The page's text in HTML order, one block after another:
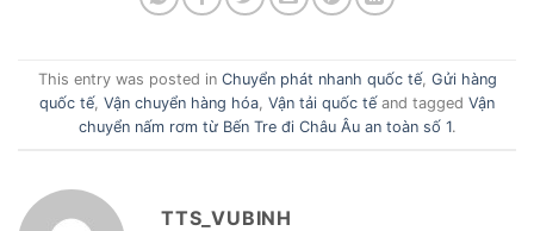
This entry was posted in Chuyển phát nhanh quốc tế, Gửi hàng
quốc tế, Vận chuyển hàng hóa, Vận tải quốc tế and tagged Vận
chuyển nấm rơm từ Bến Tre đi Châu Âu an toàn số 1.
TTS_VUBINH